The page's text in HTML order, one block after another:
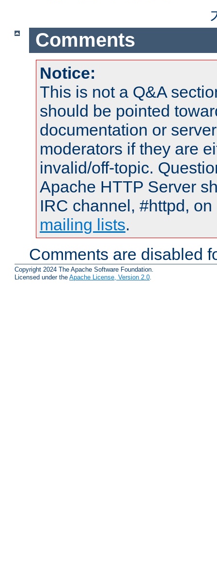
Comments
Notice:
This is not a Q&A
should be pointed
documentation or
moderators if they are
invalid/off-topic.
Apache HTTP Server
IRC channel, #httpd,
mailing lists.
Comments are disabled
Copyright 2024 The Apache Software Foundation.
Licensed under the Apache License, Version 2.0